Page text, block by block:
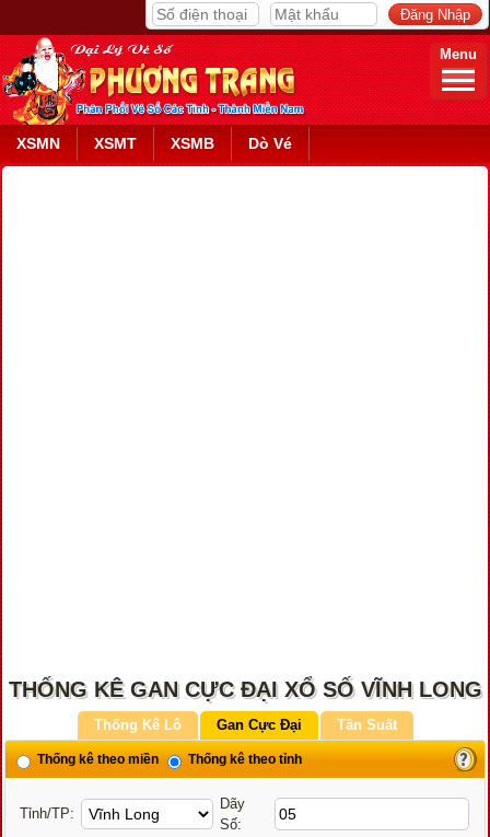
Menu
XSMN XSMT XSMB Dò Vé
THỐNG KÊ GAN CỰC ĐẠI XỔ SỐ VĨNH LONG
Thống Kê Lô Gan Cực Đại Tần Suất
Thống kê theo miền Thống kê theo tỉnh
Tỉnh/TP:
Dãy
Số: